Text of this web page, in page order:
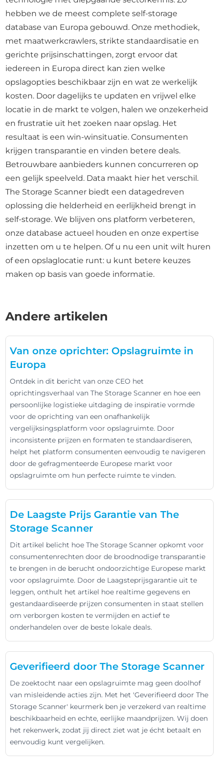
hebben we de meest complete self-storage
database van Europa gebouwd. Onze methodiek,
met maatwerkcrawlers, strikte standaardisatie en
gerichte prijsinschattingen, zorgt ervoor dat
iedereen in Europa direct kan zien welke
opslagopties beschikbaar zijn en wat ze werkelijk
kosten. Door dagelijks te updaten en vrijwel elke
locatie in de markt te volgen, halen we onzekerheid
en frustratie uit het zoeken naar opslag. Het
resultaat is een win-winsituatie. Consumenten
krijgen transparantie en vinden betere deals.
Betrouwbare aanbieders kunnen concurreren op
een gelijk speelveld. Data maakt hier het verschil.
The Storage Scanner biedt een datagedreven
oplossing die helderheid en eerlijkheid brengt in
self-storage. We blijven ons platform verbeteren,
onze database actueel houden en onze expertise
inzetten om u te helpen. Of u nu een unit wilt huren
of een opslaglocatie runt: u kunt betere keuzes
maken op basis van goede informatie.
Andere artikelen
Van onze oprichter: Opslagruimte in
Europa
Ontdek in dit bericht van onze CEO het
oprichtingsverhaal van The Storage Scanner en hoe een
persoonlijke logistieke uitdaging de inspiratie vormde
voor de oprichting van een onafhankelijk
vergelijksingsplatform voor opslagruimte. Door
inconsistente prijzen en formaten te standaardiseren,
helpt het platform consumenten eenvoudig te navigeren
door de gefragmenteerde Europese markt voor
opslagruimte om hun perfecte ruimte te vinden.
De Laagste Prijs Garantie van The
Storage Scanner
Dit artikel belicht hoe The Storage Scanner opkomt voor
consumentenrechten door de broodnodige transparantie
te brengen in de berucht ondoorzichtige Europese markt
voor opslagruimte. Door de Laagsteprijsgarantie uit te
leggen, onthult het artikel hoe realtime gegevens en
gestandaardiseerde prijzen consumenten in staat stellen
om verborgen kosten te vermijden en actief te
onderhandelen over de beste lokale deals.
Geverifieerd door The Storage Scanner
De zoektocht naar een opslagruimte mag geen doolhof
van misleidende acties zijn. Met het 'Geverifieerd door The
Storage Scanner' keurmerk ben je verzekerd van realtime
beschikbaarheid en echte, eerlijke maandprijzen. Wij doen
het rekenwerk, zodat jij direct ziet wat je écht betaalt en
eenvoudig kunt vergelijken.